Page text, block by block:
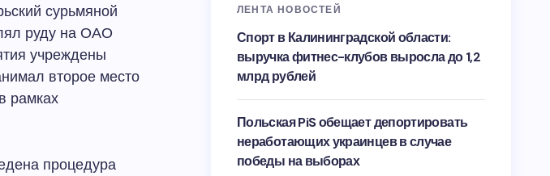
сурьмяной
руду на ОАО
учреждены
второе место
рамках
процедура
ЛЕНТА НОВОСТЕЙ
Спорт в Калининградской области:
выручка фитнес-клубов выросла до 1,2
млрд рублей
Польская PiS обещает депортировать
неработающих украинцев в случае
победы на выборах